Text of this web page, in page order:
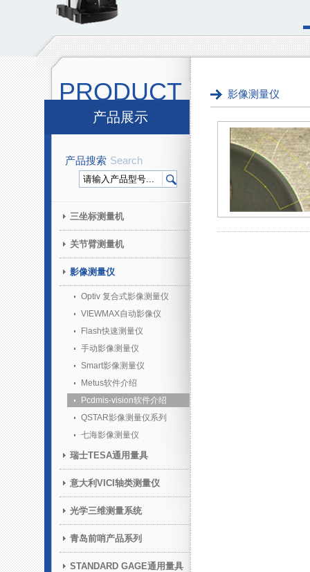
PRODUCT
产品展示
产品搜索 Search
三坐标测量机
关节臂测量机
影像测量仪
Optiv 复合式影像测量仪
VIEWMAX自动影像仪
Flash快速测量仪
手动影像测量仪
Smart影像测量仪
Metus软件介绍
Pcdmis-vision软件介绍
QSTAR影像测量仪系列
七海影像测量仪
瑞士TESA通用量具
意大利VICI轴类测量仪
光学三维测量系统
青岛前哨产品系列
STANDARD GAGE通用量具
影像测量仪